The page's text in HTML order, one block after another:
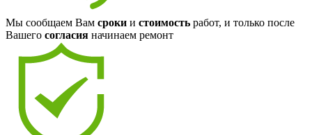
Мы сообщаем Вам сроки и стоимость работ, и только после
Вашего согласия начинаем ремонт